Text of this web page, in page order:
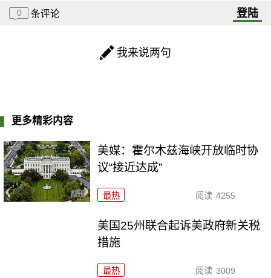
0 条评论 登陆
我来说两句
更多精彩内容
美媒：霍尔木兹海峡开放临时协
议“接近达成”
最热 阅读 4255
美国25州联合起诉美政府新关税
措施
最热 阅读 3009